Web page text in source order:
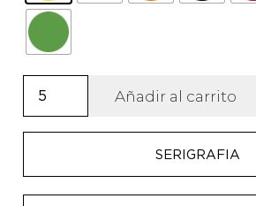
Toalla
microfibra
cantidad
Añadir al carrito
SERIGRAFIA